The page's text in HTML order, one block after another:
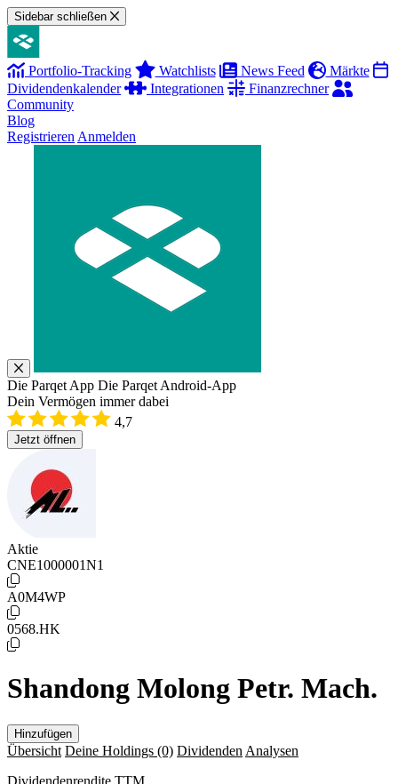
Sidebar schließen
Portfolio-Tracking Watchlists News Feed
Märkte
Dividendenkalender
Integrationen
Finanzrechner
Community
Blog
Registrieren Anmelden
Die Parqet App Die Parqet Android-App
Dein Vermögen immer dabei
4,7
Jetzt öffnen
Aktie
CNE1000001N1
A0M4WP
0568.HK
Shandong Molong Petr. Mach.
Hinzufügen
Übersicht Deine Holdings (0) Dividenden Analysen
Dividendenrendite TTM